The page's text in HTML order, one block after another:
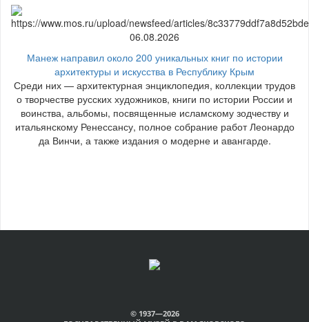
06.08.2026
Манеж направил около 200 уникальных книг по истории
архитектуры и искусства в Республику Крым
Среди них — архитектурная энциклопедия, коллекции трудов
о творчестве русских художников, книги по истории России и
воинства, альбомы, посвященные исламскому зодчеству и
итальянскому Ренессансу, полное собрание работ Леонардо
да Винчи, а также издания о модерне и авангарде.
© 1937—2026